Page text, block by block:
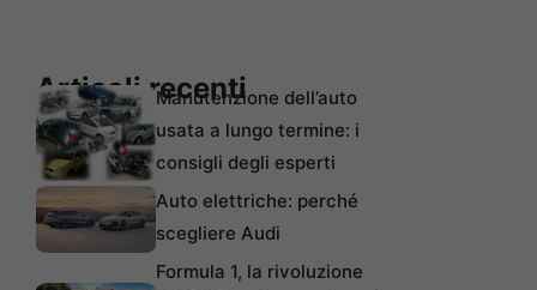
Articoli recentiManutenzione dell’auto
usata a lungo termine: i
consigli degli esperti
Auto elettriche: perché
scegliere Audi
Formula 1, la rivoluzione